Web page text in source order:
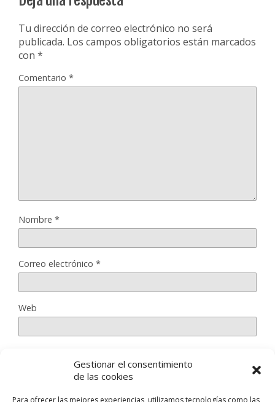
Gestionar el consentimiento
de las cookies
Para ofrecer las mejores experiencias, utilizamos tecnologías como las
Tu dirección de correo electrónico no será
publicada. Los campos obligatorios están marcados
con *
Comentario *
Nombre *
Correo electrónico *
Web
Guarda mi nombre, correo electrónico y web en este
navegador para la próxima vez que comente.